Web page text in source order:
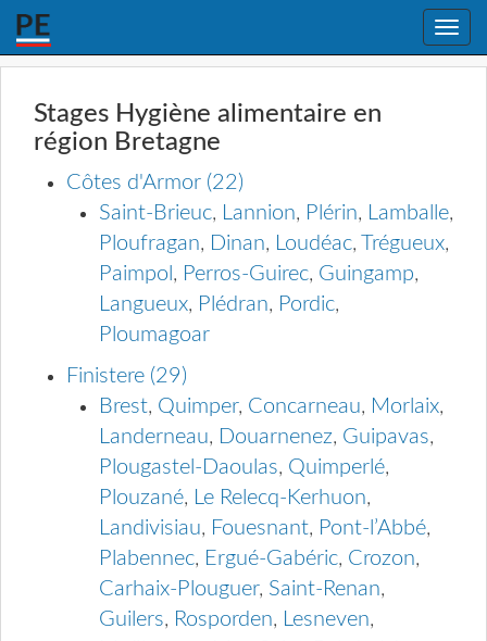
Toggle
Stages Hygiène alimentaire en
région Bretagne
Côtes d'Armor (22)
Saint-Brieuc, Lannion, Plérin, Lamballe,
Ploufragan, Dinan, Loudéac, Trégueux,
Paimpol , Perros-Guirec, Guingamp,
Langueux, Plédran, Pordic,
Ploumagoar
Finistere (29)
Brest, Quimper, Concarneau, Morlaix,
Landerneau, Douarnenez, Guipavas,
Plougastel-Daoulas, Quimperlé,
Plouzané, Le Relecq-Kerhuon,
Landivisiau, Fouesnant, Pont-l’Abbé,
Plabennec, Ergué-Gabéric, Crozon,
Carhaix-Plouguer, Saint-Renan,
Guilers, Rosporden, Lesneven,